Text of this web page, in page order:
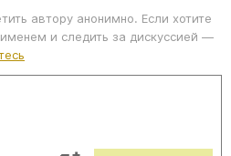
автору анонимно. Если хотите
и следить за дискуссией —